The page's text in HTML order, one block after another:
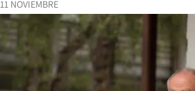
11 NOVIEMBRE